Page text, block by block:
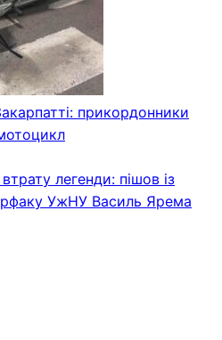
прикордонники
легенди: пішов із
УжНУ Василь Ярема